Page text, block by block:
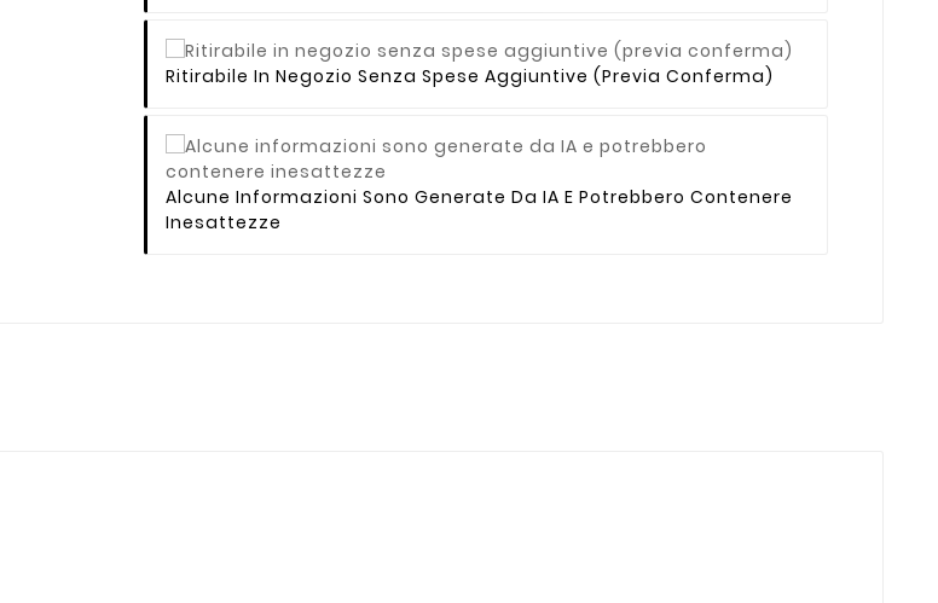
Ritirabile In Negozio Senza Spese Aggiuntive (previa Conferma)
Alcune Informazioni Sono Generate Da IA E Potrebbero Contenere
Inesattezze